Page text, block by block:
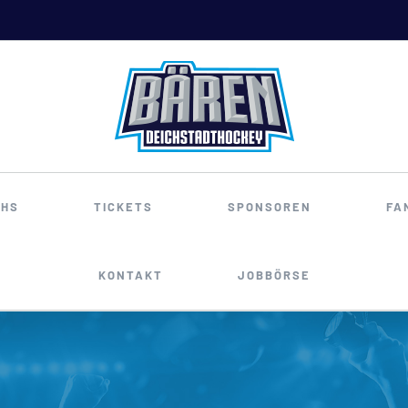
TICKETS SPONSOREN
KONTAKT JOBBÖRSE